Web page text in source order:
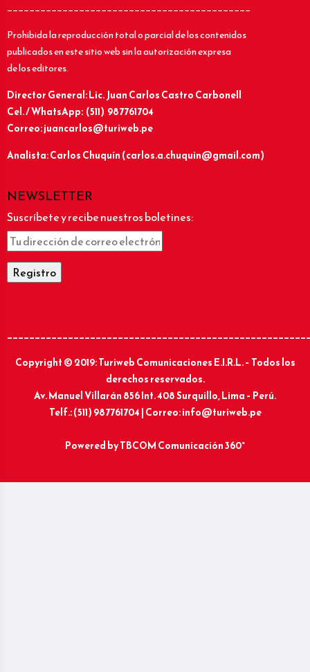
____________________________________________
Prohibida la reproducción total o parcial de los contenidos
publicados en este sitio web sin la autorización expresa
de los editores.
Director General: Lic.Juan Carlos Castro Carbonell
Cel. / WhatsApp: (511) 987761704
Correo: juancarlos@turiweb.pe
Analista: Carlos Chuquín (carlos.a.chuquin@gmail.com)
NEWSLETTER
Suscríbete y recibe nuestros boletines:
Copyright © 2019: Turiweb Comunicaciones E.I.R.L. – Todos los
derechos reservados.
Av. Manuel Villarán 856 Int. 408 Surquillo, Lima – Perú.
Telf.: (511) 987761704 | Correo: info@turiweb.pe
Powered byTBCOM Comunicación 360°